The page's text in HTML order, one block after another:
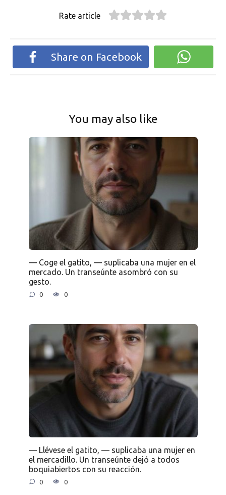
Rate article
Share on Facebook
You may also like
— Coge el gatito, — suplicaba una mujer en el
mercado. Un transeúnte asombró con su
gesto.
0 0
— Llévese el gatito, — suplicaba una mujer en
el mercadillo. Un transeúnte dejó a todos
boquiabiertos con su reacción.
0 0